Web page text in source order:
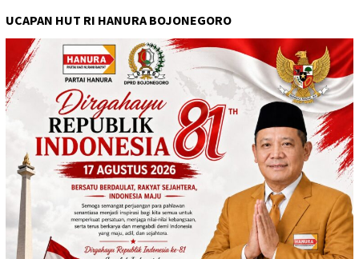
UCAPAN HUT RI HANURA BOJONEGORO